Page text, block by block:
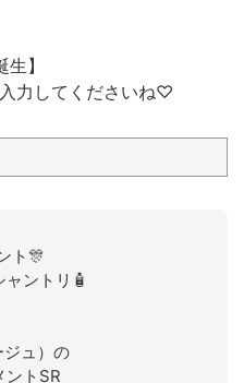
】
力してくださいね♡
ト🎊
ントリ🧴
ジュ）の
ントSR